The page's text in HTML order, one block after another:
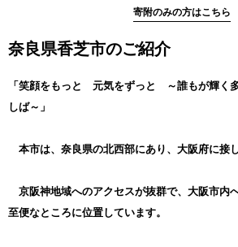
【受領証明書・ワンストップ特例申請書のお
・令和7年12月25日までの入金完了分
⇒年内に受領証明書/ワンストップ特例申請
・令和7年12月26日～12月31日の入金完了分
お送りいたします。
⇒ワンストップ特例申請書は、「香芝市役所
課」に令和8年1月10日必着でお送りください
ご決済・ご入金の確認後、順次発送を行って
と納税返礼品お問い合わせセンター＞まで
【ワンストップ特例申請と申請書について】
寄附のみの方はこちら
奈良県香芝市のご紹介
「笑顔をもっと 元気をずっと ～誰もが輝く
しば～」
本市は、奈良県の北西部にあり、大阪府に接し
京阪神地域へのアクセスが抜群で、大阪市内
至便なところに位置しています。